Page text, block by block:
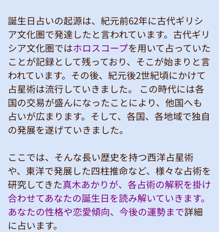
誕生日占いの起源は、紀元前62年に古代ギリシ
ア文化圏で発達したと言われています。古代ギリ
シア文化圏ではホロスコープを用いて占っていた
ことが記録として残っており、そこが始まりと言
われています。その後、紀元後2世紀頃にかけて
占星術は流行していきました。 この時代には各
国の交易が盛んになったことにより、他国へも
占いが広まります。そして、各国、各地域で独自
の発展を遂げていきました。
ここでは、そんな長い歴史を持つ西洋占星術
や、東洋で発展した四柱推命など、様々な占術を
研究してきた真木あかりが、各占術の解釈を掛け
合わせてあなたの誕生日を読み解いていきます。
あなたの性格や恋愛傾向、今後の運勢まで詳細
に占います。